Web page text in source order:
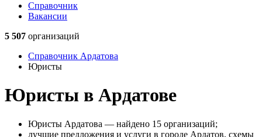
Справочник
Вакансии
5 507 организаций
Справочник Ардатова
Юристы
Юристы в Ардатове
Юристы Ардатова — найдено 15 организаций;
лучшие предложения и услуги в городе Ардатов, схемы